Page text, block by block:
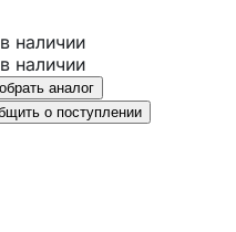
наличии
наличии
аналог
о поступлении